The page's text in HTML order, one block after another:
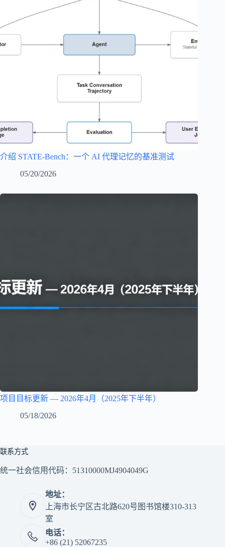
介绍 STATE-Bench：一个 AI 代理记忆的基准测试
05/20/2026
项目目标更新 — 2026年4月（2025年下半年）
05/18/2026
联系方式
统一社会信用代码：51310000MJ4904049G
地址：
上海市长宁区古北路620号图书馆楼310-313
室
电话：
+86 (21) 52067235